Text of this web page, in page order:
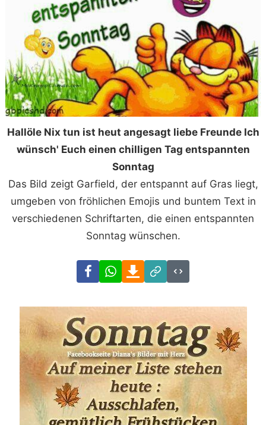
Hallöle Nix tun ist heut angesagt liebe Freunde Ich
wünsch' Euch einen chilligen Tag entspannten
Sonntag
Das Bild zeigt Garfield, der entspannt auf Gras liegt,
umgeben von fröhlichen Emojis und buntem Text in
verschiedenen Schriftarten, die einen entspannten
Sonntag wünschen.
FacebookWhatsAppDownload
Link
Code